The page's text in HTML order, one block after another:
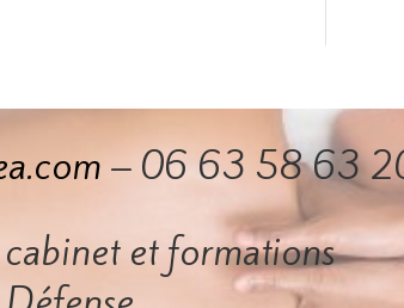
– 06 63 58 63
cabinet et formations